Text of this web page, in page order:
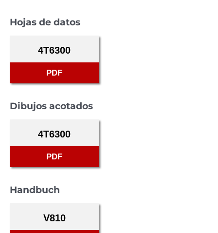
Hojas de datos
4T6300
PDF
Dibujos acotados
4T6300
PDF
Handbuch
V810